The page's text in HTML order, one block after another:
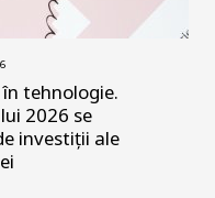
tehnologie.
2026 se
investiții ale